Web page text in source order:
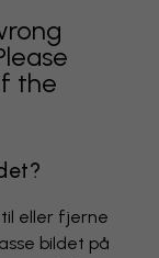
the
eller fjerne
bildet på